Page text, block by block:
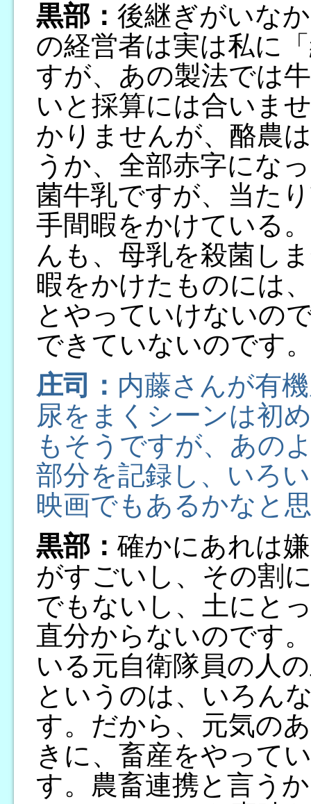
黒部： 後継ぎがいな
の経営者は実は私に
すが、あの製法では
いと採算には合いま
かりませんが、酪農
うか、全部赤字にな
菌牛乳ですが、当た
手間暇をかけている
んも、母乳を殺菌し
暇をかけたものには
とやっていけないの
できていないのです
庄司： 内藤さんが有
尿をまくシーンは初
もそうですが、あの
部分を記録し、いろ
映画でもあるかなと
黒部： 確かにあれは
がすごいし、その割
でもないし、土にと
直分からないのです
いる元自衛隊員の人
というのは、いろん
す。だから、元気の
きに、畜産をやって
す。農畜連携と言う